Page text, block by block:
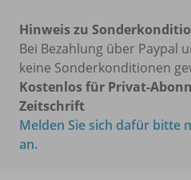
Hinweis zu
Bei Bezahlung über Paypal
keine Sonderkonditionen
Kostenlos für Privat-
Zeitschrift
Melden Sie sich dafür bitte
an.